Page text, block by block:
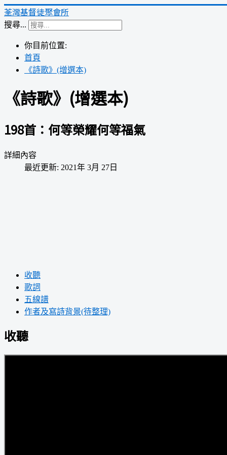
荃灣基督徒聚會所
搜尋...
你目前位置:
首頁
《詩歌》(增選本)
《詩歌》(增選本)
198首：何等榮耀何等福氣
詳細內容
最近更新: 2021年 3月 27日
收聽
歌詞
五線譜
作者及寫詩背景(待整理)
收聽